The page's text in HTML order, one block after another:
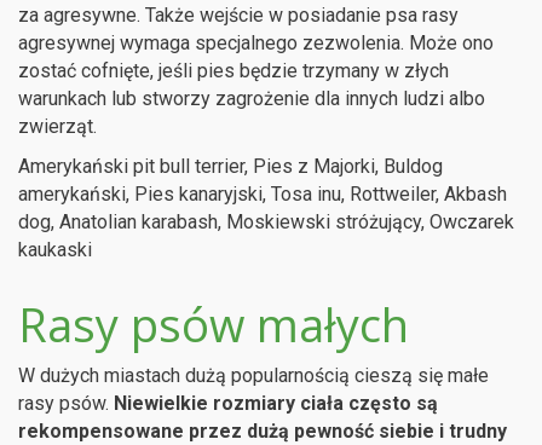
za agresywne. Także wejście w posiadanie psa rasy
agresywnej wymaga specjalnego zezwolenia. Może ono
zostać cofnięte, jeśli pies będzie trzymany w złych
warunkach lub stworzy zagrożenie dla innych ludzi albo
zwierząt.
Amerykański pit bull terrier, Pies z Majorki, Buldog
amerykański, Pies kanaryjski, Tosa inu, Rottweiler, Akbash
dog, Anatolian karabash, Moskiewski stróżujący, Owczarek
kaukaski
Rasy psów małych
W dużych miastach dużą popularnością cieszą się małe
rasy psów. Niewielkie rozmiary ciała często są
rekompensowane przez dużą pewność siebie i trudny